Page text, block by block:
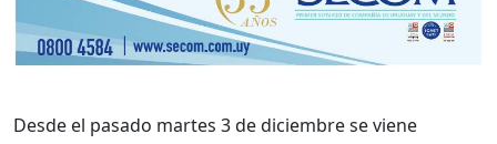
Desde el pasado martes 3 de diciembre se viene